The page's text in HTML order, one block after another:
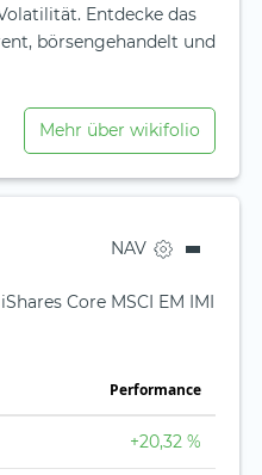
Entdecke das
börsengehandelt und
Mehr über wikifolio
NAV
Core MSCI EM IMI
Perfor­mance
+20,32 %